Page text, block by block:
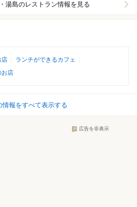
湯島のレストラン情報を見る
店
ランチができるカフェ
お店
情報をすべて表示する
広告を非表示